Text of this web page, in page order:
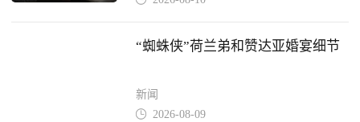
“蜘蛛侠”荷兰弟和赞达亚婚宴细节
新闻
 2026-08-09